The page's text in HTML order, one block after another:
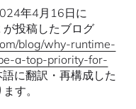
年4月16日に
が投稿したブログ
blog/why-runtime-
a-top-priority-for-
に翻訳・再構成した
す。